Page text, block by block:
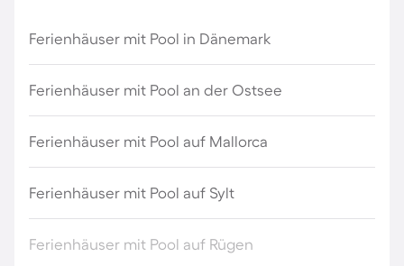
Ferienhäuser mit Pool in Dänemark
Ferienhäuser mit Pool an der Ostsee
Ferienhäuser mit Pool auf Mallorca
Ferienhäuser mit Pool auf Sylt
Ferienhäuser mit Pool auf Rügen